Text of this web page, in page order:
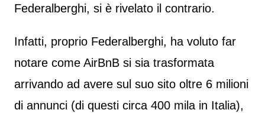
Federalberghi, si è rivelato il contrario.
Infatti, proprio Federalberghi, ha voluto far
notare come AirBnB si sia trasformata
arrivando ad avere sul suo sito oltre 6 milioni
di annunci (di questi circa 400 mila in Italia),